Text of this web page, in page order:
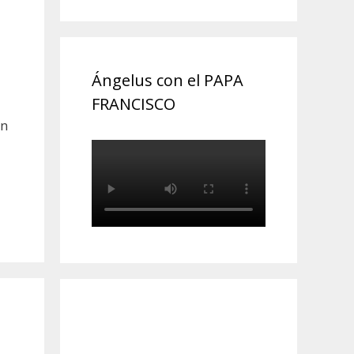
Ángelus con el PAPA
FRANCISCO